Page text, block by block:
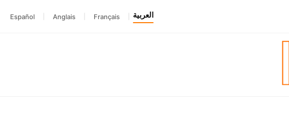
العربية Français
Anglais
Español